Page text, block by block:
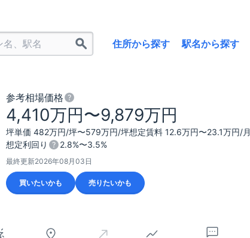
住所から探す 駅名から探す
参考相場価格
4,410万円〜9,879万円
坪単価 482万円/坪〜579万円/坪想定賃料 12.6万円〜23.1万円/月
想定利回り
2.8%〜3.5%
最終更新2026年08月03日
買いたいかも 売りたいかも